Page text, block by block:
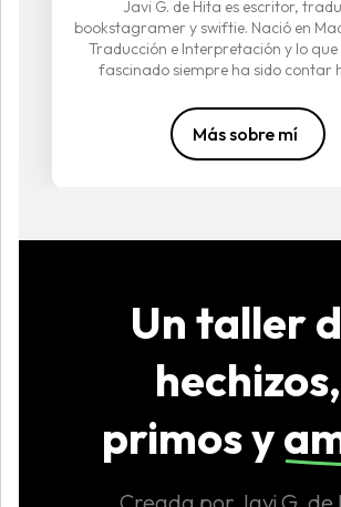
Javi G. de Hita es escritor,
bookstagramer y swiftie. Nació en
Traducción e Interpretación y lo que
fascinado siempre ha sido contar
Más sobre mí
Un taller
hechizos,
primos y